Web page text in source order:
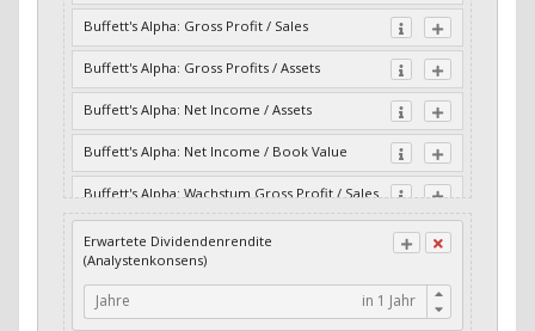
Buffett's Alpha: Gross Profit / Sales
Buffett's Alpha: Gross Profits / Assets
Buffett's Alpha: Net Income / Assets
Buffett's Alpha: Net Income / Book Value
Buffett's Alpha: Wachstum Gross Profit / Sales
Buffett's Alpha: Wachstum Residual Cash Flow
/ Assets
Buffett's Alpha: Wachstum Residual Gross
Profits / Assets
Erwartete Dividendenrendite
(Analystenkonsens)
Jahre